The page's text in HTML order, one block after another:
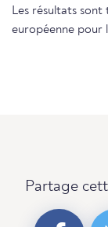
Les résultats sont
européenne pour
Partage